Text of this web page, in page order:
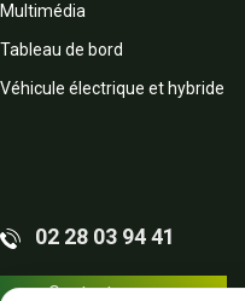
Multimédia
Tableau de bord
Véhicule électrique et hybride
02 28 03 94 41
Contactez-nous